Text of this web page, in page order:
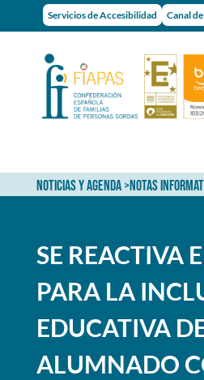
Servicios de Accesibilidad Canal
NOTICIAS Y AGENDA>NOTAS
SE REACTIVA
PARA LA
EDUCATIVA
ALUMNADO